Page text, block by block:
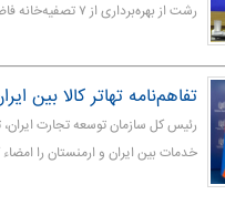
رشت از بهره‌برداری از ۷ تصفیه‌خانه فاضلاب تا پایان سال خبر داد.
تفاهم‌نامه تهاتر کالا بین
رئیس کل سازمان توسعه تجارت ایران،
خدمات بین ایران و ارمنستان را امضاء